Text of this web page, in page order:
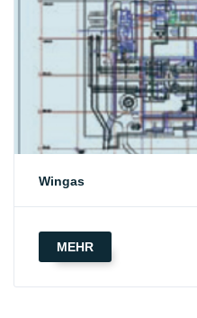
Wingas
MEHR